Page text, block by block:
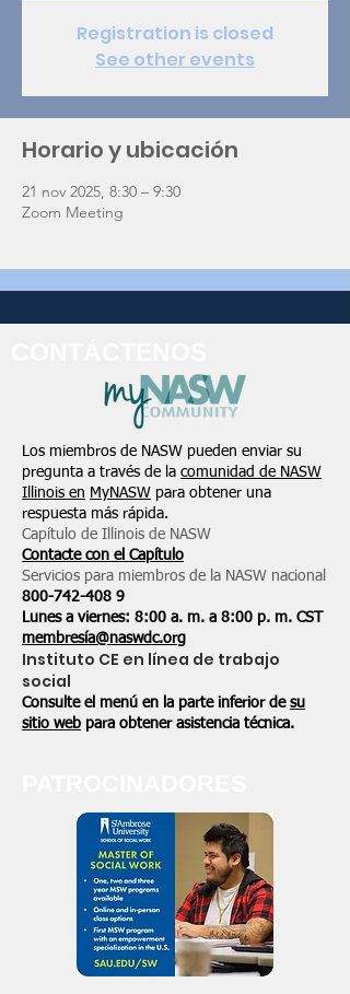
Registration is closed
See other events
Horario y ubicación
21 nov 2025, 8:30 – 9:30
Zoom Meeting
Los miembros de NASW pueden enviar su
pregunta a través de la comunidad de NASW
Illinois en MyNASW para obtener una
respuesta más rápida.
Capítulo de Illinois de NASW
Contacte con el Capítulo
Servicios para miembros de la NASW nacional
800-742-408 9
Lunes a viernes: 8:00 a. m. a 8:00 p. m. CST
membresía@naswdc.org
Instituto CE en línea de trabajo
social
Consulte el menú en la parte inferior de su
sitio web para obtener asistencia técnica.